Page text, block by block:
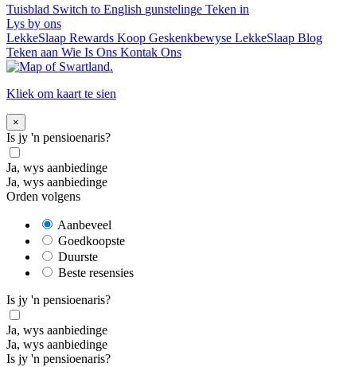
Tuisblad Switch to English gunstelinge Teken in
Lys by ons
LekkeSlaap Rewards Koop Geskenkbewyse LekkeSlaap Blog
Teken aan Wie Is Ons Kontak Ons
Kliek om kaart te sien
×
Is jy 'n pensioenaris?
Ja, wys aanbiedinge
Ja, wys aanbiedinge
Orden volgens
Aanbeveel
Goedkoopste
Duurste
Beste resensies
Is jy 'n pensioenaris?
Ja, wys aanbiedinge
Ja, wys aanbiedinge
Is jy 'n pensioenaris?